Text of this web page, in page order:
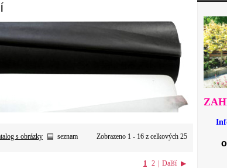
s obrázky seznam Zobrazeno 1 - 16 z celkových 25
1 2 | Další ▶